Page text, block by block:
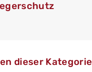
dieser Kategorie